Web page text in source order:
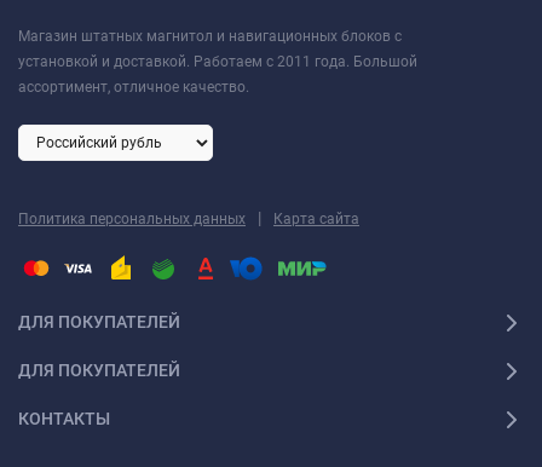
Магазин штатных магнитол и навигационных блоков с
установкой и доставкой. Работаем с 2011 года. Большой
ассортимент, отличное качество.
Политика персональных данных | Карта сайта
ДЛЯ ПОКУПАТЕЛЕЙ
ДЛЯ ПОКУПАТЕЛЕЙ
КОНТАКТЫ